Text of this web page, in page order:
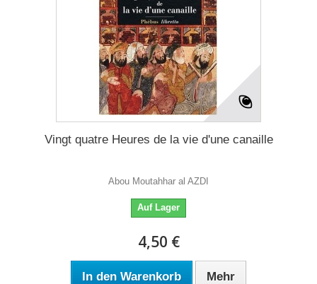
Vingt quatre Heures de la vie d'une canaille
Abou Moutahhar al AZDI
Auf Lager
4,50 €
In den Warenkorb Mehr